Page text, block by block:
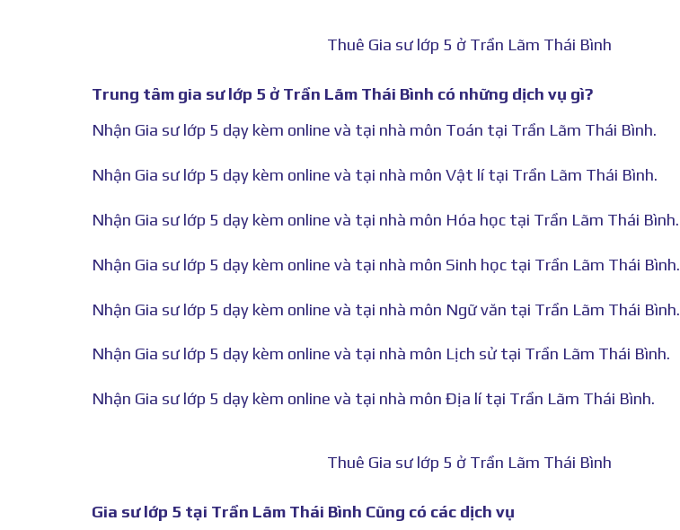
Thuê Gia sư lớp 5 ở Trần Lãm Thái Bình
Trung tâm gia sư lớp 5 ở Trần Lãm Thái Bình có những dịch vụ gì?
Nhận Gia sư lớp 5 dạy kèm online và tại nhà môn Toán tại Trần Lãm Thái Bình.
Nhận Gia sư lớp 5 dạy kèm online và tại nhà môn Vật lí tại Trần Lãm Thái Bình.
Nhận Gia sư lớp 5 dạy kèm online và tại nhà môn Hóa học tại Trần Lãm Thái Bình.
Nhận Gia sư lớp 5 dạy kèm online và tại nhà môn Sinh học tại Trần Lãm Thái Bình.
Nhận Gia sư lớp 5 dạy kèm online và tại nhà môn Ngữ văn tại Trần Lãm Thái Bình.
Nhận Gia sư lớp 5 dạy kèm online và tại nhà môn Lịch sử tại Trần Lãm Thái Bình.
Nhận Gia sư lớp 5 dạy kèm online và tại nhà môn Địa lí tại Trần Lãm Thái Bình.
Thuê Gia sư lớp 5 ở Trần Lãm Thái Bình
Gia sư lớp 5 tại Trần Lãm Thái Bình Cũng có các dịch vụ